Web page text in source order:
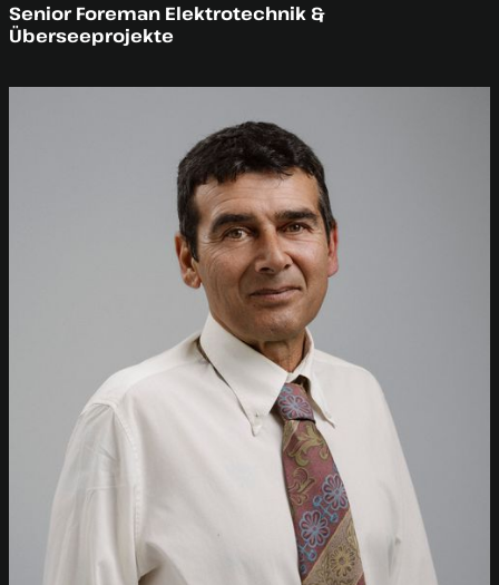
Senior Foreman Elektrotechnik &
Überseeprojekte